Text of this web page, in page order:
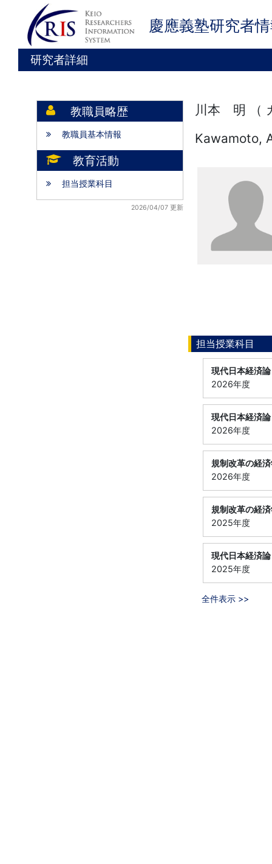
慶應義塾研究者
研究者詳細
教職員略歴
教職員基本情報
教育活動
担当授業科目
2026/04/07 更新
川本 明 （
Kawamoto,
担当授業科目
現代日本経済
2026年度
現代日本経済
2026年度
規制改革の経
2026年度
規制改革の経
2025年度
現代日本経済
2025年度
全件表示 >>